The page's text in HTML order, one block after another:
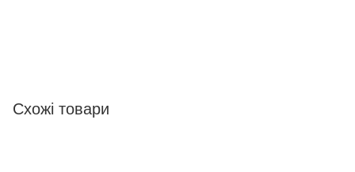
Схожі товари